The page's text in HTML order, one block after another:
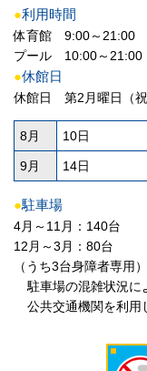
●利用時間
体育館 9:00～21:00
プール 10:00～21:00
●休館日
休館日 第2月曜日（
8月 10日
9月 14日
●駐車場
4月～11月：140台
12月～3月：80台
（うち3台身障者専用）
駐車場の混雑状況に
公共交通機関を利用